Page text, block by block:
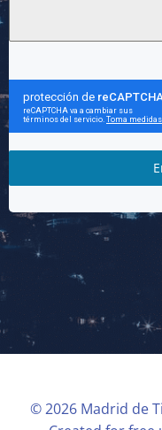
© 2026 Madrid de